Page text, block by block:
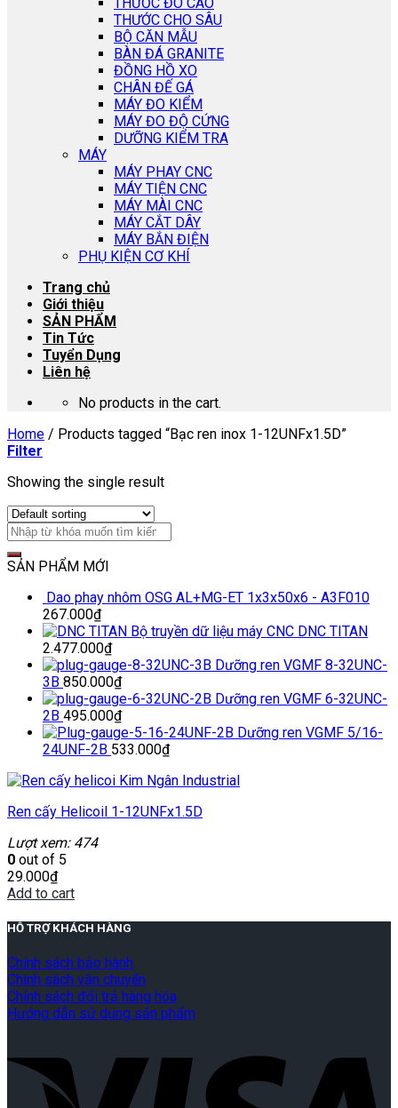
THƯỚC CHO SÂU
BỘ CĂN MẪU
BÀN ĐÁ GRANITE
ĐỒNG HỒ XO
CHÂN ĐẾ GÁ
MÁY ĐO KIỂM
MÁY ĐO ĐỘ CỨNG
DƯỠNG KIỂM TRA
MÁY
MÁY PHAY CNC
MÁY TIỆN CNC
MÁY MÀI CNC
MÁY CẮT DÂY
MÁY BẮN ĐIỆN
PHỤ KIỆN CƠ KHÍ
Trang chủ
Giới thiệu
SẢN PHẨM
Tin Tức
Tuyển Dụng
Liên hệ
No products in the cart.
Home / Products tagged “Bạc ren inox 1-12UNFx1.5D”
Filter
Showing the single result
SẢN PHẨM MỚI
Dao phay nhôm OSG AL+MG-ET 1x3x50x6 - A3F010
267.000₫
Bộ truyền dữ liệu máy CNC DNC TITAN
2.477.000₫
Dưỡng ren VGMF 8-32UNC-
3B 850.000₫
Dưỡng ren VGMF 6-32UNC-
2B 495.000₫
Dưỡng ren VGMF 5/16-
24UNF-2B 533.000₫
Ren cấy Helicoil 1-12UNFx1.5D
Lượt xem: 474
0 out of 5
29.000₫
Add to cart
HỖ TRỢ KHÁCH HÀNG
Chính sách bảo hành
Chính sách vận chuyển
Chính sách đổi trả hàng hóa
Hướng dẫn sử dụng sản phẩm